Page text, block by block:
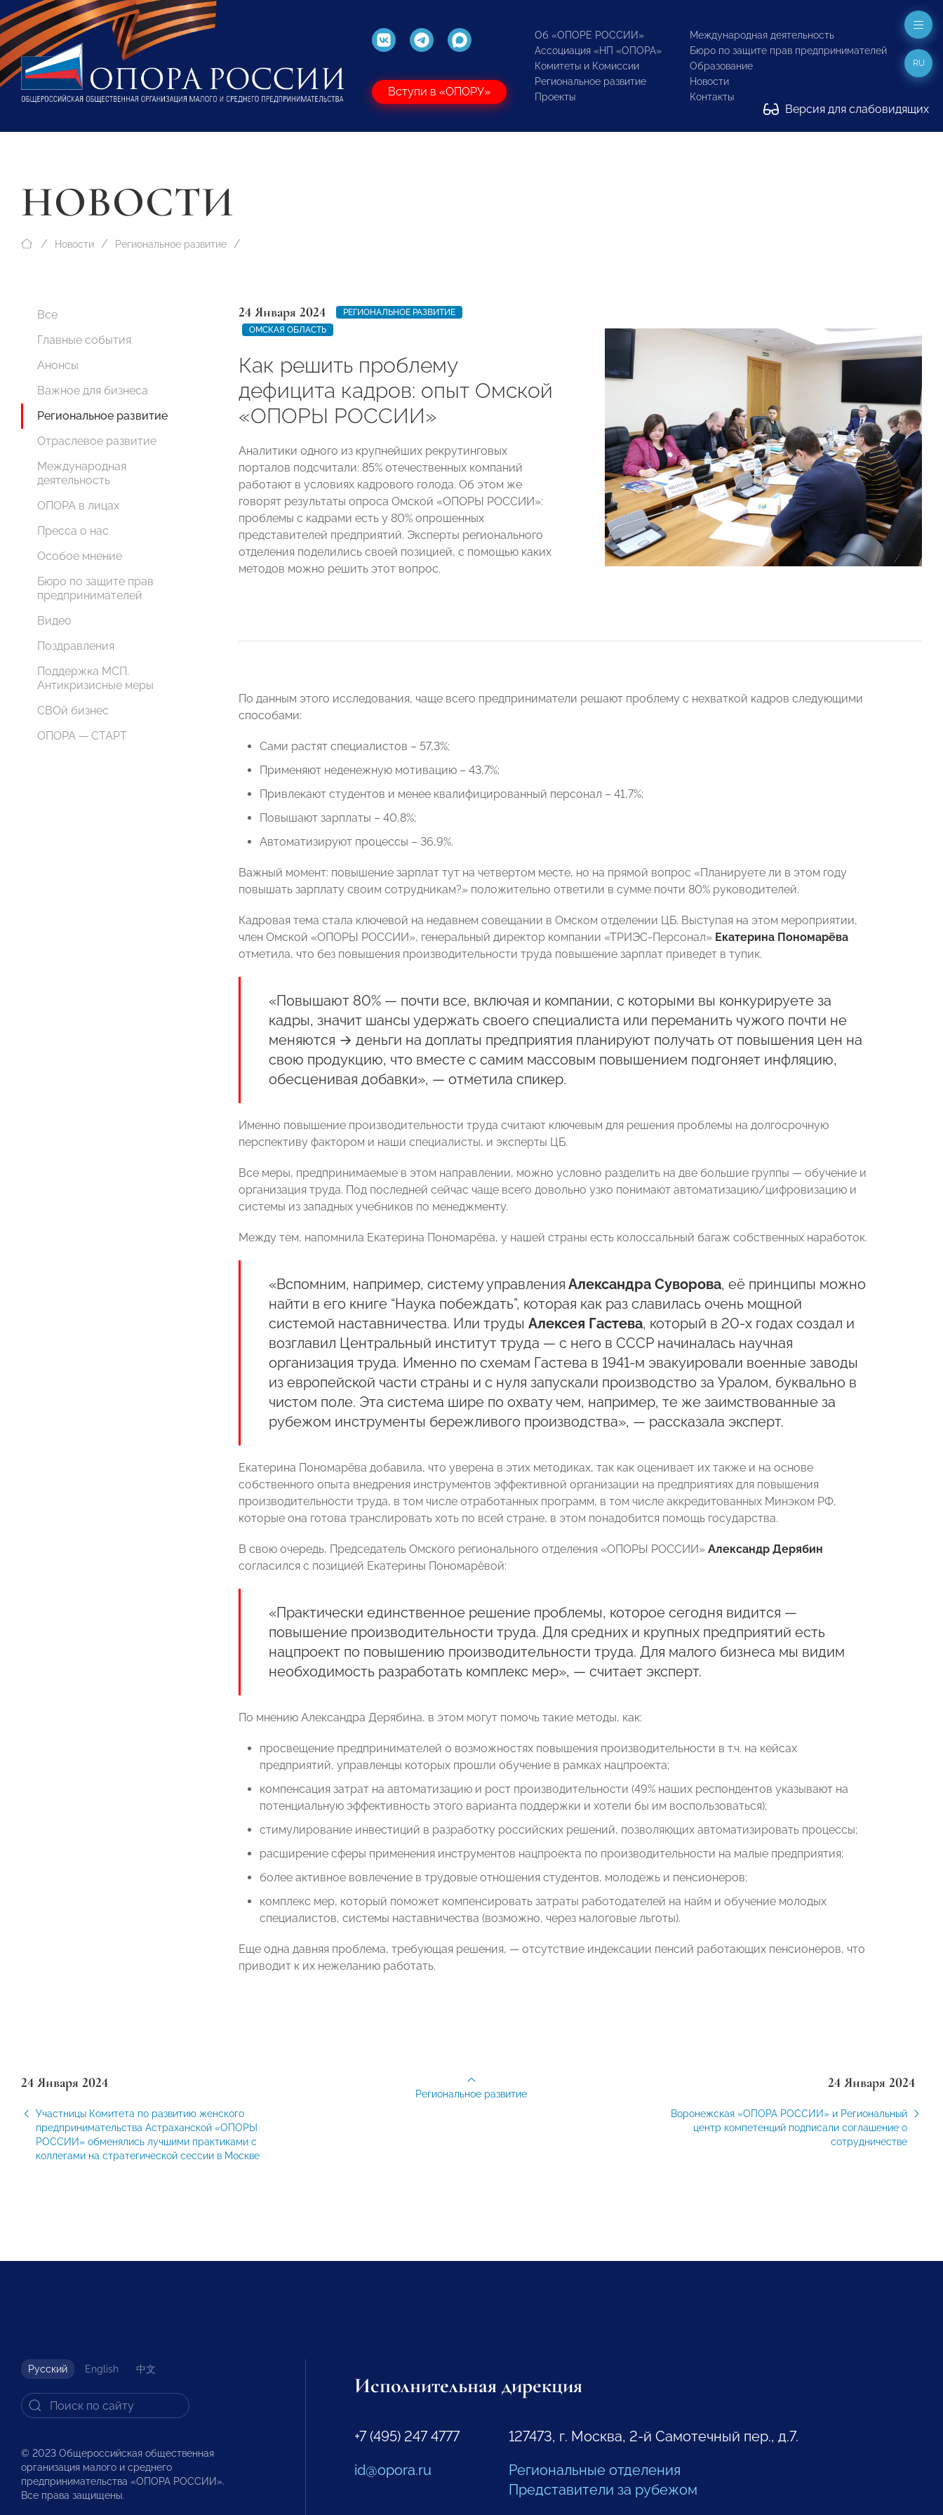
Вступи в «ОПОРУ»
Об «ОПОРЕ РОССИИ»
Ассоциация «НП «ОПОРА»
Комитеты и Комиссии
Региональное развитие
Проекты
Международная деятельность
Бюро по защите прав предпринимателей
Образование
Новости
Контакты
Версия для слабовидящих
RU
НОВОСТИ
Новости Региональное развитие
Все
Главные события
Анонсы
Важное для бизнеса
Региональное развитие
Отраслевое развитие
Международная
деятельность
ОПОРА в лицах
Пресса о нас
Особое мнение
Бюро по защите прав
предпринимателей
Видео
Поздравления
Поддержка МСП.
Антикризисные меры
СВОй бизнес
ОПОРА — СТАРТ
24 Января 2024
РЕГИОНАЛЬНОЕ РАЗВИТИЕ
ОМСКАЯ ОБЛАСТЬ
Как решить проблему
дефицита кадров: опыт Омской
«ОПОРЫ РОССИИ»
Аналитики одного из крупнейших рекрутинговых
порталов подсчитали: 85% отечественных компаний
работают в условиях кадрового голода. Об этом же
говорят результаты опроса Омской «ОПОРЫ РОССИИ»:
проблемы с кадрами есть у 80% опрошенных
представителей предприятий. Эксперты регионального
отделения поделились своей позицией, с помощью каких
методов можно решить этот вопрос.
По данным этого исследования, чаще всего предприниматели решают проблему с нехваткой кадров следующими
способами:
Сами растят специалистов – 57,3%;
Применяют неденежную мотивацию – 43,7%;
Привлекают студентов и менее квалифицированный персонал – 41,7%;
Повышают зарплаты – 40,8%;
Автоматизируют процессы – 36,9%.
Важный момент: повышение зарплат тут на четвертом месте, но на прямой вопрос «Планируете ли в этом году
повышать зарплату своим сотрудникам?» положительно ответили в сумме почти 80% руководителей.
Кадровая тема стала ключевой на недавнем совещании в Омском отделении ЦБ. Выступая на этом мероприятии,
член Омской «ОПОРЫ РОССИИ», генеральный директор компании «ТРИЭС-Персонал» Екатерина Пономарёва
отметила, что без повышения производительности труда повышение зарплат приведет в тупик.
«Повышают 80% — почти все, включая и компании, с которыми вы конкурируете за
кадры, значит шансы удержать своего специалиста или переманить чужого почти не
меняются → деньги на доплаты предприятия планируют получать от повышения цен на
свою продукцию, что вместе с самим массовым повышением подгоняет инфляцию,
обесценивая добавки», — отметила спикер.
Именно повышение производительности труда считают ключевым для решения проблемы на долгосрочную
перспективу фактором и наши специалисты, и эксперты ЦБ.
Все меры, предпринимаемые в этом направлении, можно условно разделить на две большие группы — обучение и
организация труда. Под последней сейчас чаще всего довольно узко понимают автоматизацию/цифровизацию и
системы из западных учебников по менеджменту.
Между тем, напомнила Екатерина Пономарёва, у нашей страны есть колоссальный багаж собственных наработок.
«Вспомним, например, систему управления Александра Суворова, её принципы можно
найти в его книге “Наука побеждать”, которая как раз славилась очень мощной
системой наставничества. Или труды Алексея Гастева, который в 20-х годах создал и
возглавил Центральный институт труда — с него в СССР начиналась научная
организация труда. Именно по схемам Гастева в 1941-м эвакуировали военные заводы
из европейской части страны и с нуля запускали производство за Уралом, буквально в
чистом поле. Эта система шире по охвату чем, например, те же заимствованные за
рубежом инструменты бережливого производства», — рассказала эксперт.
Екатерина Пономарёва добавила, что уверена в этих методиках, так как оценивает их также и на основе
собственного опыта внедрения инструментов эффективной организации на предприятиях для повышения
производительности труда, в том числе отработанных программ, в том числе аккредитованных Минэком РФ,
которые она готова транслировать хоть по всей стране, в этом понадобится помощь государства.
В свою очередь, Председатель Омского регионального отделения «ОПОРЫ РОССИИ» Александр Дерябин
согласился с позицией Екатерины Пономарёвой:
«Практически единственное решение проблемы, которое сегодня видится —
повышение производительности труда. Для средних и крупных предприятий есть
нацпроект по повышению производительности труда. Для малого бизнеса мы видим
необходимость разработать комплекс мер», — считает эксперт.
По мнению Александра Дерябина, в этом могут помочь такие методы, как:
просвещение предпринимателей о возможностях повышения производительности в т.ч. на кейсах
предприятий, управленцы которых прошли обучение в рамках нацпроекта;
компенсация затрат на автоматизацию и рост производительности (49% наших респондентов указывают на
потенциальную эффективность этого варианта поддержки и хотели бы им воспользоваться);
стимулирование инвестиций в разработку российских решений, позволяющих автоматизировать процессы;
расширение сферы применения инструментов нацпроекта по производительности на малые предприятия;
более активное вовлечение в трудовые отношения студентов, молодежь и пенсионеров;
комплекс мер, который поможет компенсировать затраты работодателей на найм и обучение молодых
специалистов, системы наставничества (возможно, через налоговые льготы).
Еще одна давняя проблема, требующая решения, — отсутствие индексации пенсий работающих пенсионеров, что
приводит к их нежеланию работать.
24 Января 2024
Участницы Комитета по развитию женского
предпринимательства Астраханской «ОПОРЫ
РОССИИ» обменялись лучшими практиками с
коллегами на стратегической сессии в Москве
24 Января 2024
Воронежская «ОПОРА РОССИИ» и Региональный
центр компетенций подписали соглашение о
сотрудничестве
Региональное развитие
Русский English 中文
© 2023 Общероссийская общественная
организация малого и среднего
предпринимательства «ОПОРА РОССИИ».
Все права защищены.
Исполнительная дирекция
+7 (495) 247 4777
id@opora.ru
127473, г. Москва, 2-й Самотечный пер., д.7.
Региональные отделения
Представители за рубежом